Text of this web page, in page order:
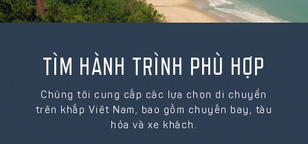
TÌM HÀNH TRÌNH PHÙ HỢP
Chúng tôi cung cấp các lựa chọn di chuyển
trên khắp Việt Nam, bao gồm chuyến bay, tàu
hỏa và xe khách.